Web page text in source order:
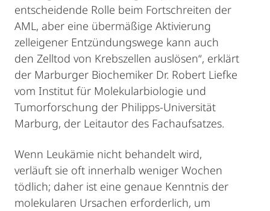
entscheidende Rolle beim Fortschreiten der
AML, aber eine übermäßige Aktivierung
zelleigener Entzündungswege kann auch
den Zelltod von Krebszellen auslösen“, erklärt
der Marburger Biochemiker Dr. Robert Liefke
vom Institut für Molekularbiologie und
Tumorforschung der Philipps-Universität
Marburg, der Leitautor des Fachaufsatzes.
Wenn Leukämie nicht behandelt wird,
verläuft sie oft innerhalb weniger Wochen
tödlich; daher ist eine genaue Kenntnis der
molekularen Ursachen erforderlich, um